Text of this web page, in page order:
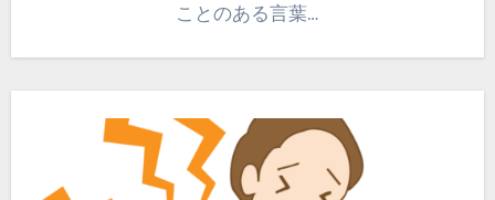
ことのある言葉…